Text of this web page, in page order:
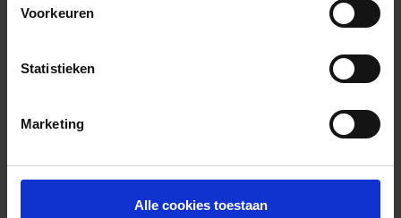
Voorkeuren
Statistieken
Marketing
Alle cookies toestaan